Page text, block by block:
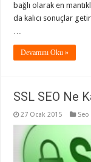
bağlı olarak en
da kalıcı sonuçlar
…
Devamını Oku »
SSL SEO Ne
27 Ocak 2015